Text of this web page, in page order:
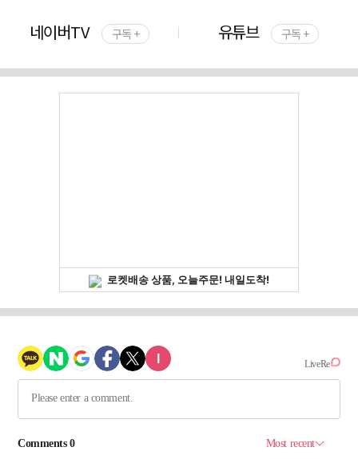
네이버TV 구독 + 유튜브 구독 +